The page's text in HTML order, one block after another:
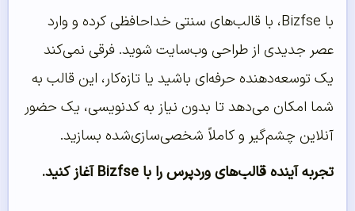
با Bizfse، با قالب‌های سنتی خداحافظی کرده و وارد
عصر جدیدی از طراحی وب‌سایت شوید. فرقی نمی‌کند
یک توسعه‌دهنده حرفه‌ای باشید یا تازه‌کار، این قالب به
شما امکان می‌دهد تا بدون نیاز به کدنویسی، یک حضور
آنلاین چشم‌گیر و کاملاً شخصی‌سازی‌شده بسازید.
تجربه آینده قالب‌های وردپرس را با Bizfse آغاز کنید.